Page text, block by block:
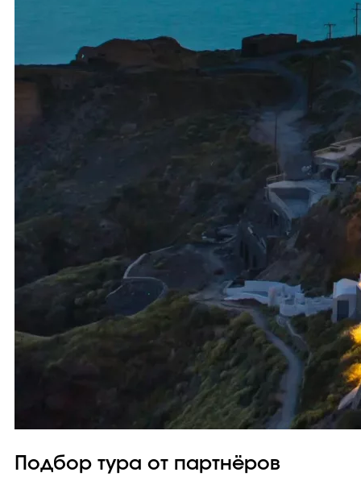
Подбор тура от партнёров